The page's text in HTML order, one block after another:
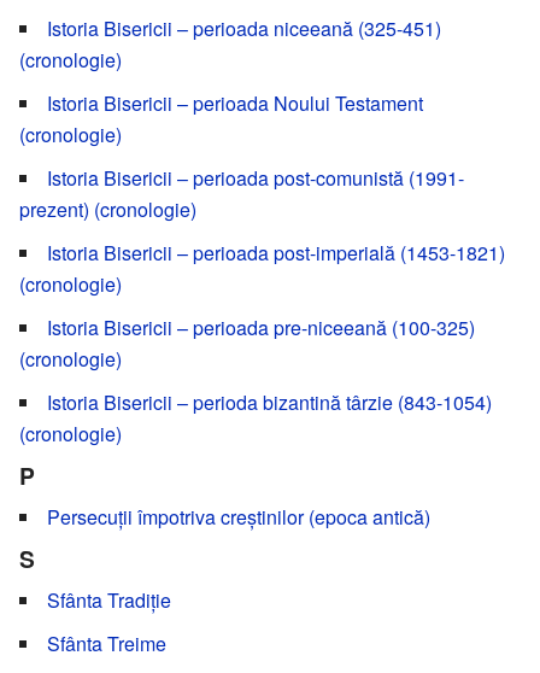
Istoria Bisericii – perioada niceeană (325-451)
(cronologie)
Istoria Bisericii – perioada Noului Testament
(cronologie)
Istoria Bisericii – perioada post-comunistă (1991-
prezent) (cronologie)
Istoria Bisericii – perioada post-imperială (1453-1821)
(cronologie)
Istoria Bisericii – perioada pre-niceeană (100-325)
(cronologie)
Istoria Bisericii – perioda bizantină târzie (843-1054)
(cronologie)
P
Persecuții împotriva creștinilor (epoca antică)
S
Sfânta Tradiție
Sfânta Treime